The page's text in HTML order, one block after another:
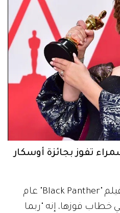
تفوز بجائزة أوسكار
فازت روث عن عملها في فيلم "Black Panther" عام
في خطاب فوزها، إنه "ربما